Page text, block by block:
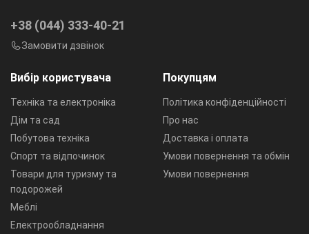
Вибір користувача
Техніка та електроніка
Дім та сад
Побутова техніка
Спорт та відпочинок
Товари для туризму та
подорожей
Меблі
Електрообладнання
Покупцям
Політика конфіденційності
Про нас
Доставка і оплата
Умови повернення та обмін
Умови повернення
+38 (044) 333-40-21
Замовити дзвінок